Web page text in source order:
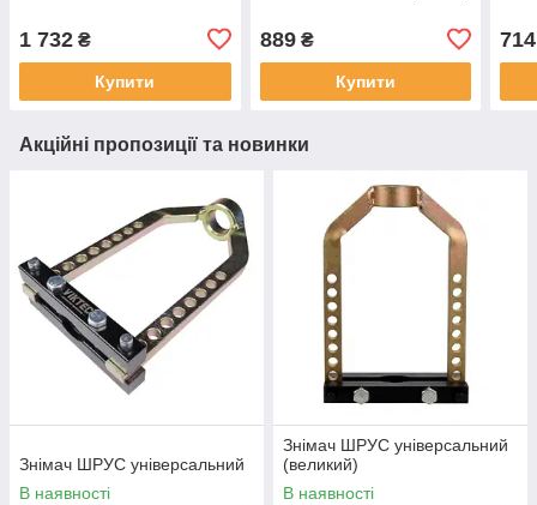
1 732 ₴
Купити
889₴
Купити
714
Акційні пропозиції та новинки
Знімач ШРУС універсальний
В наявності
Знімач ШРУС універсальний
(великий)
В наявності